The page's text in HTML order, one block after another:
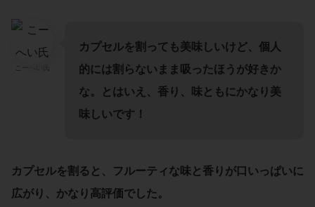
カプセルを割っても美味しいけど、個人
的には割らないまま吸ったほうが好きか
な。とはいえ、香り、味ともにかなり美
味しいです！
カプセルを割ると、フルーティな味と香りが口いっぱいに
広がり、かなり高評価でした。